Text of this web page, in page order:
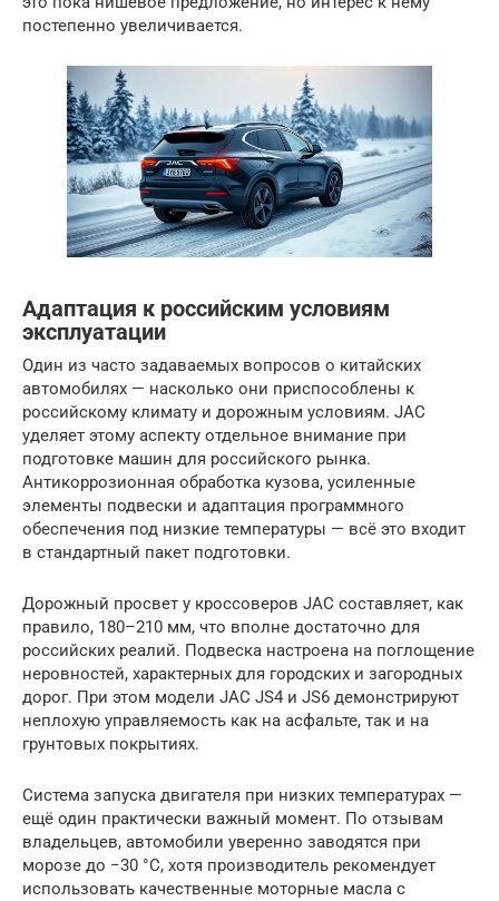
постепенно увеличивается.
Адаптация к российским условиям
эксплуатации
Один из часто задаваемых вопросов о китайских
автомобилях — насколько они приспособлены к
российскому климату и дорожным условиям. JAC
уделяет этому аспекту отдельное внимание при
подготовке машин для российского рынка.
Антикоррозионная обработка кузова, усиленные
элементы подвески и адаптация программного
обеспечения под низкие температуры — всё это входит
в стандартный пакет подготовки.
Дорожный просвет у кроссоверов JAC составляет, как
правило, 180–210 мм, что вполне достаточно для
российских реалий. Подвеска настроена на поглощение
неровностей, характерных для городских и загородных
дорог. При этом модели JAC JS4 и JS6 демонстрируют
неплохую управляемость как на асфальте, так и на
грунтовых покрытиях.
Система запуска двигателя при низких температурах —
ещё один практически важный момент. По отзывам
владельцев, автомобили уверенно заводятся при
морозе до −30 °C, хотя производитель рекомендует
использовать качественные моторные масла с